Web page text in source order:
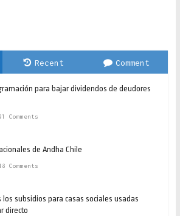
Recent Comment
para bajar dividendos de deudores
Comments
de Andha Chile
Comments
subsidios para casas sociales usadas
directo